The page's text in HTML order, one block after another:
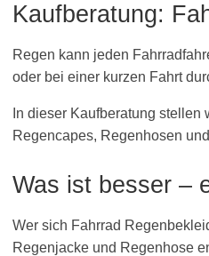
Kaufberatung:
Regen kann jeden
oder bei einer kurzen Fahrt
In dieser Kaufberatung
Regencapes, Regenhosen
Was ist besser –
Wer sich Fahrrad
Regenjacke und Regenhose